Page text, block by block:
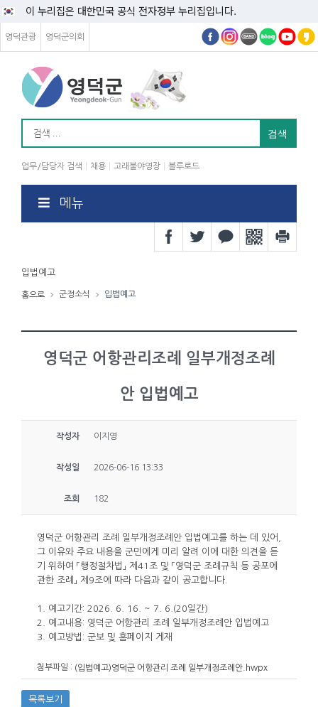
이 누리집은 대한민국 공식 전자정부 누리집입니다.
영덕관광 영덕군의회
업무/담당자 검색 채용 고래불야영장 블루로드
메뉴
입법예고
홈으로 군정소식 입법예고
영덕군 어항관리조례 일부개정조례
안 입법예고
작성자 이지영
작성일 2026-06-16 13:33
조회 182
영덕군 어항관리 조례 일부개정조례안 입법예고를 하는 데 있어,
그 이유와 주요 내용을 군민에게 미리 알려 이에 대한 의견을 듣
기 위하여 「행정절차법」 제41조 및 「영덕군 조례규칙 등 공포에
관한 조례」 제9조에 따라 다음과 같이 공고합니다.
1. 예고기간: 2026. 6. 16. ~ 7. 6.(20일간)
2. 예고내용: 영덕군 어항관리 조례 일부개정조례안 입법예고
3. 예고방법: 군보 및 홈페이지 게재
첨부파일 : (입법예고)영덕군 어항관리 조례 일부개정조례안.hwpx
목록보기